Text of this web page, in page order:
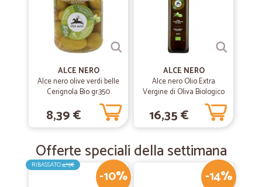
ALCE NERO
Alce nero olive verdi belle
Cerignola Bio gr.350
8,39 €
ALCE NERO
Alce nero Olio Extra
Vergine di Oliva Biologico
16,35 €
Offerte speciali della settimana
-10%
RIBASSATO4,15€
-14%